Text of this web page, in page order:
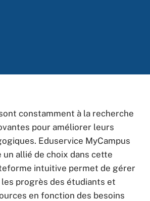
constamment à la recherche
pour améliorer leurs
Eduservice MyCampus
un allié de choix dans cette
intuitive permet de gérer
progrès des étudiants et
en fonction des besoins